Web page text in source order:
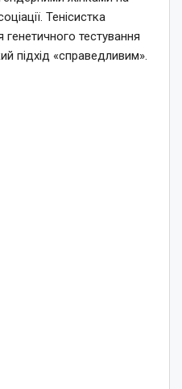
Тенісистка
тестування
підхід «справедливим».